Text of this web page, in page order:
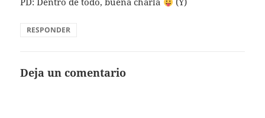
RESPONDER
Deja un comentario